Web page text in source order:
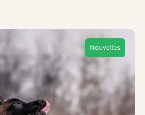
Nouvelles